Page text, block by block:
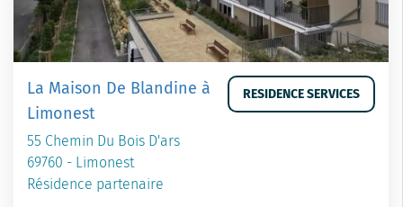
La Maison De Blandine à
Limonest
55 Chemin Du Bois D'ars
69760 - Limonest
Résidence partenaire
RESIDENCE SERVICES